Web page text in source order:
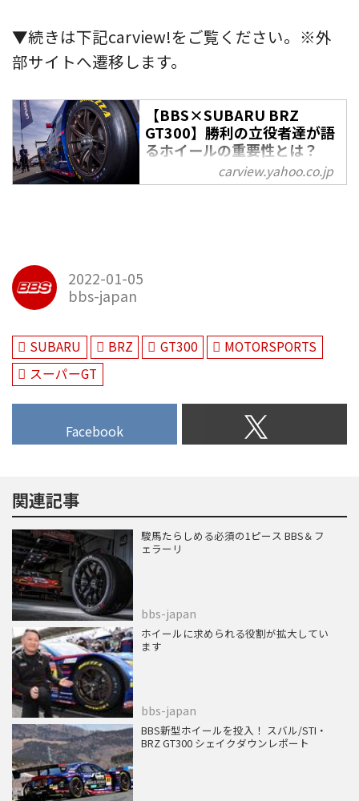
▼続きは下記carview!をご覧ください。※外
部サイトへ遷移します。
【BBS×SUBARU BRZ
GT300】勝利の立役者達が語
るホイールの重要性とは？
SUPER GTチャンピオンマシ
ンの足元を支えるBBSホイー
ちろん、縁石を乗り越えたり急激
なGが掛かるホイールにはどんな
carview.yahoo.co.jp
2022-01-05
bbs-japan
SUBARU BRZ GT300
MOTORSPORTS
スーパーGT
Facebook
関連記事
駿馬たらしめる必須の1ピース BBS＆フ
ェラーリ
bbs-japan
ホイールに求められる役割が拡大してい
ます
bbs-japan
BBS新型ホイールを投入！ スバル/STI・
BRZ GT300 シェイクダウンレポート